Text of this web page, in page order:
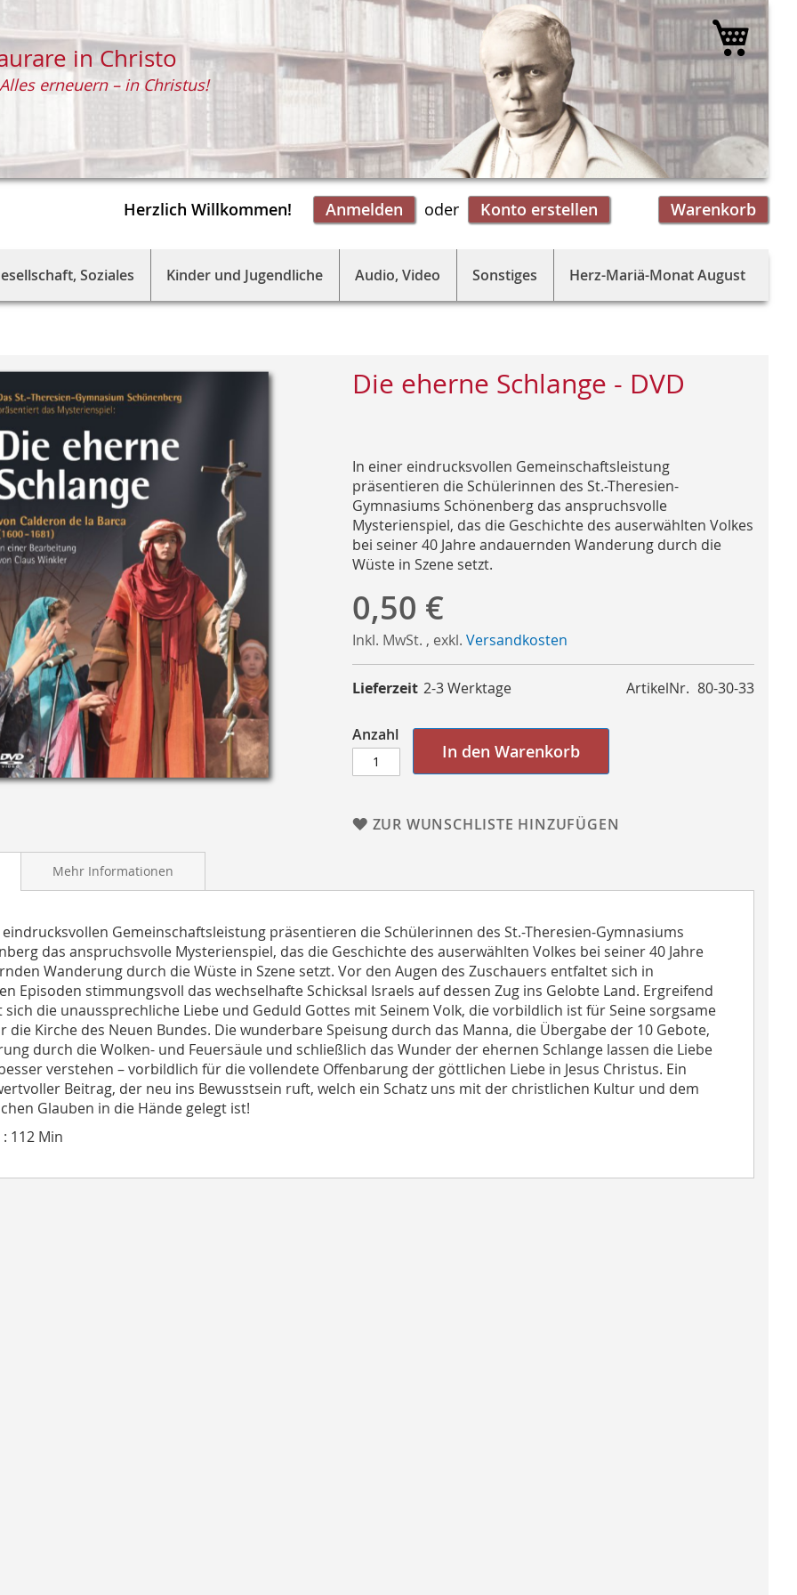
Herzlich Willkommen! Anmelden Warenkorb
Konto erstellen
in Christo
Alles erneuern – in Christus!
Mein
Soziales Kinder und Jugendliche Audio, Video Sonstiges Herz-Mariä-Monat August
Die eherne Schlange - DVD
In einer eindrucksvollen Gemeinschaftsleistung
präsentieren die Schülerinnen des St.-Theresien-
Gymnasiums Schönenberg das anspruchsvolle
Mysterienspiel, das die Geschichte des auserwählten Volkes
bei seiner 40 Jahre andauernden Wanderung durch die
Wüste in Szene setzt.
0,50 €
Inkl. MwSt. , exkl. Versandkosten
ArtikelNr. 80-30-33
Lieferzeit 2-3 Werktage
Anzahl
In den Warenkorb
ZUR WUNSCHLISTE HINZUFÜGEN
Gemeinschaftsleistung präsentieren die Schülerinnen des St.-Theresien-Gymnasiums
das anspruchsvolle Mysterienspiel, das die Geschichte des auserwählten Volkes bei seiner 40 Jahre
Wanderung durch die Wüste in Szene setzt. Vor den Augen des Zuschauers entfaltet sich in
Episoden stimmungsvoll das wechselhafte Schicksal Israels auf dessen Zug ins Gelobte Land. Ergreifend
sich die unaussprechliche Liebe und Geduld Gottes mit Seinem Volk, die vorbildlich ist für Seine sorgsame
die Kirche des Neuen Bundes. Die wunderbare Speisung durch das Manna, die Übergabe der 10 Gebote,
durch die Wolken- und Feuersäule und schließlich das Wunder der ehernen Schlange lassen die Liebe
verstehen – vorbildlich für die vollendete Offenbarung der göttlichen Liebe in Jesus Christus. Ein
Beitrag, der neu ins Bewusstsein ruft, welch ein Schatz uns mit der christlichen Kultur und dem
Glauben in die Hände gelegt ist!
112 Min
Mehr Informationen